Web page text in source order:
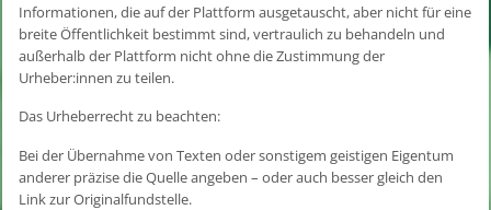
Informationen, die auf der Plattform ausgetauscht, aber nicht für eine
breite Öffentlichkeit bestimmt sind, vertraulich zu behandeln und
außerhalb der Plattform nicht ohne die Zustimmung der
Urheber:innen zu teilen.
Das Urheberrecht zu beachten:
Bei der Übernahme von Texten oder sonstigem geistigen Eigentum
anderer präzise die Quelle angeben – oder auch besser gleich den
Link zur Originalfundstelle.